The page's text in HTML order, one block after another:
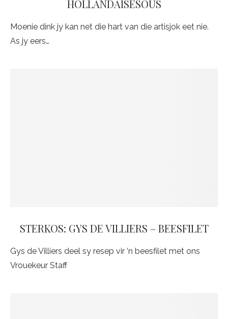
HOLLANDAISESOUS
Moenie dink jy kan net die hart van die artisjok eet nie.
As jy eers…
STERKOS: GYS DE VILLIERS – BEESFILET
Gys de Villiers deel sy resep vir ‘n beesfilet met ons
Vrouekeur Staff